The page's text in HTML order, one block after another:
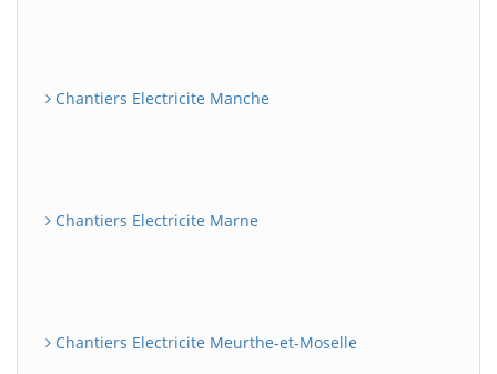
Chantiers Electricite Manche
Chantiers Electricite Marne
Chantiers Electricite Meurthe-et-Moselle